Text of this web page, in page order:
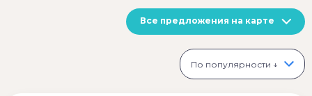
Все предложения на карте
По популярности ↓